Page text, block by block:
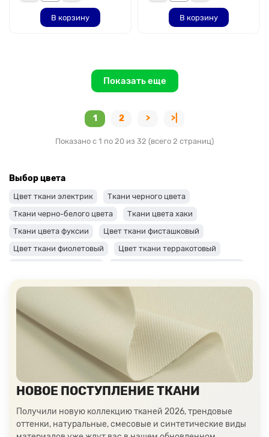
В корзину В корзину
Показать еще
1 2 > >|
Показано с 1 по 20 из 32 (всего 2 страниц)
Выбор цвета
Цвет ткани электрик
Ткани черного цвета
Ткани черно-белого цвета
Ткани цвета хаки
Ткани цвета фуксии
Цвет ткани фисташковый
Цвет ткани фиолетовый
Цвет ткани терракотовый
Цвет ткани салатовый
Цвет ткани розовый
Ткани цвета пудра
Ткани персикового цвета
Ткани оранжевого цвета
Ткани оливкового цвета
Цвет ткани мятный
Ткани цвета айвори, молочные оттенки
Ткани лимонного цвета
Ткани красного цвета разных оттенков
Изумрудный цвет ткани
Ткани зеленого цвета
НОВОЕ ПОСТУПЛЕНИЕ ТКАНИ
Получили новую коллекцию тканей 2026, трендовые
оттенки, натуральные, смесовые и синтетические виды